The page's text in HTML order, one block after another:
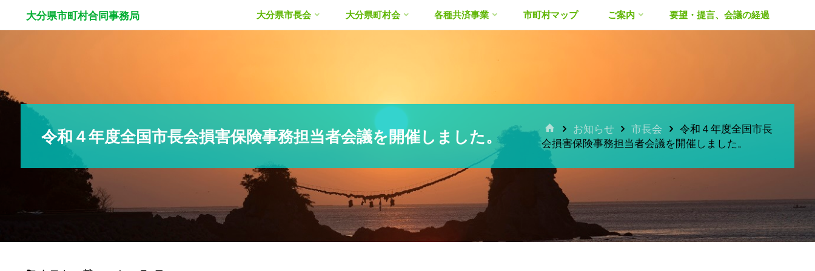
大分県市町村合同事務局 コ
ン
ツ
に
大分県市長会 大分県町村会 各種共済事業 市町村マップ ご案内 要望・提言、会議の経過
令和４年度全国市長会損害保険事務担当者会議を開催しました。
ホ
ー
お知らせ 市長会
令和４年度全国市長
会損害保険事務担当者会議を開催しました。